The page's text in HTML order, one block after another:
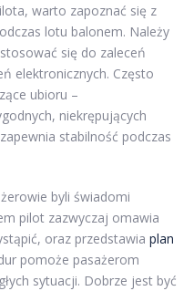
warto zapoznać się z
lotu balonem. Należy
się do zaleceń
elektronicznych. Często
ubioru –
niekrępujących
stabilność podczas
byli świadomi
pilot zazwyczaj omawia
oraz przedstawia plan
pomoże pasażerom
sytuacji. Dobrze jest być